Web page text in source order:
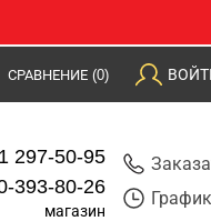
СРАВНЕНИЕ (0)
297-50-95
393-80-26
магазин